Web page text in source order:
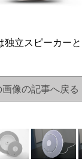
独立スピーカー
画像の記事へ戻る